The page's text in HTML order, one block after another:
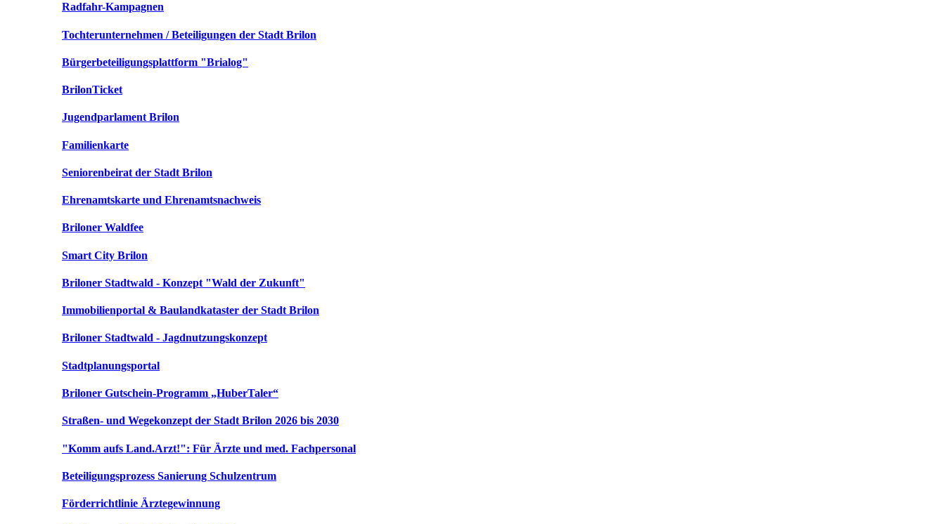
Radfahr-Kampagnen
Tochterunternehmen / Beteiligungen der Stadt Brilon
Bürgerbeteiligungsplattform "Brialog"
BrilonTicket
Jugendparlament Brilon
Familienkarte
Seniorenbeirat der Stadt Brilon
Ehrenamtskarte und Ehrenamtsnachweis
Briloner Waldfee
Smart City Brilon
Briloner Stadtwald - Konzept "Wald der Zukunft"
Immobilienportal & Baulandkataster der Stadt Brilon
Briloner Stadtwald - Jagdnutzungskonzept
Stadtplanungsportal
Briloner Gutschein-Programm „HuberTaler“
Straßen- und Wegekonzept der Stadt Brilon 2026 bis 2030
"Komm aufs Land.Arzt!": Für Ärzte und med. Fachpersonal
Beteiligungsprozess Sanierung Schulzentrum
Förderrichtlinie Ärztegewinnung